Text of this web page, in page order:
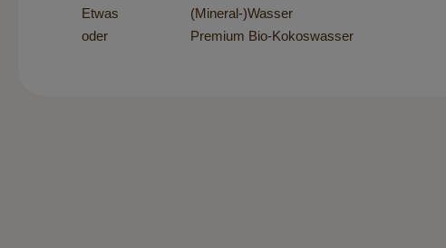
Etwas
(Mineral-)Wasser
oder
Premium Bio-Kokoswasser